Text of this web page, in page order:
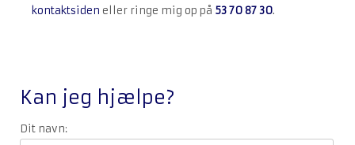
kontaktsiden eller ringe mig op på 53 70 87 30.
Kan jeg hjælpe?
Dit navn: